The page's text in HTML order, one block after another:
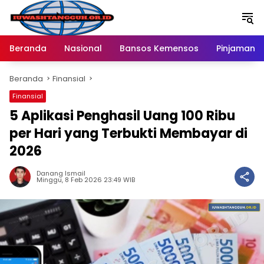
Langsung
konten
Beranda
Nasional Bansos Kemensos Pinjaman
Beranda Finansial
Finansial
5 Aplikasi Penghasil Uang 100 Ribu
per Hari yang Terbukti Membayar di
2026
Danang Ismail
Minggu, 8 Feb 2026 23:49 WIB